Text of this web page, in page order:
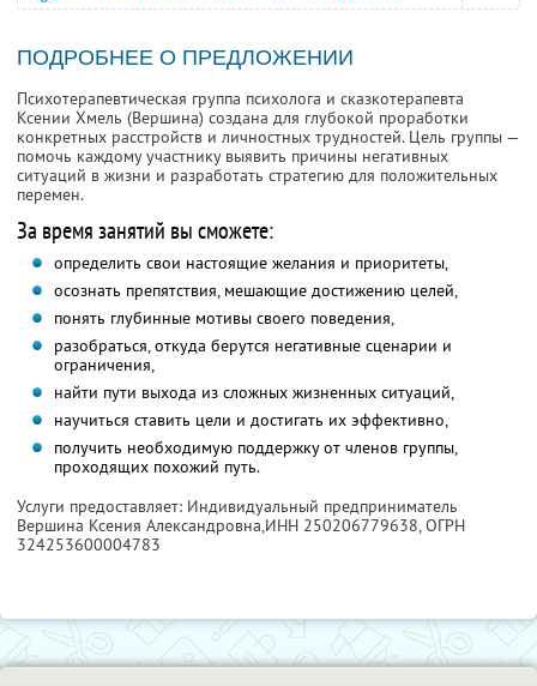
ПОДРОБНЕЕ О ПРЕДЛОЖЕНИИ
Психотерапевтическая группа психолога и сказкотерапевта
Ксении Хмель (Вершина) создана для глубокой проработки
конкретных расстройств и личностных трудностей. Цель группы —
помочь каждому участнику выявить причины негативных
ситуаций в жизни и разработать стратегию для положительных
перемен.
За время занятий вы сможете:
определить свои настоящие желания и приоритеты,
осознать препятствия, мешающие достижению целей,
понять глубинные мотивы своего поведения,
разобраться, откуда берутся негативные сценарии и
ограничения,
найти пути выхода из сложных жизненных ситуаций,
научиться ставить цели и достигать их эффективно,
получить необходимую поддержку от членов группы,
проходящих похожий путь.
Услуги предоставляет: Индивидуальный предприниматель
Вершина Ксения Александровна,ИНН 250206779638, ОГРН
324253600004783